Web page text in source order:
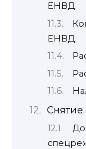
ЕНВД
ЕНВД
Снятие